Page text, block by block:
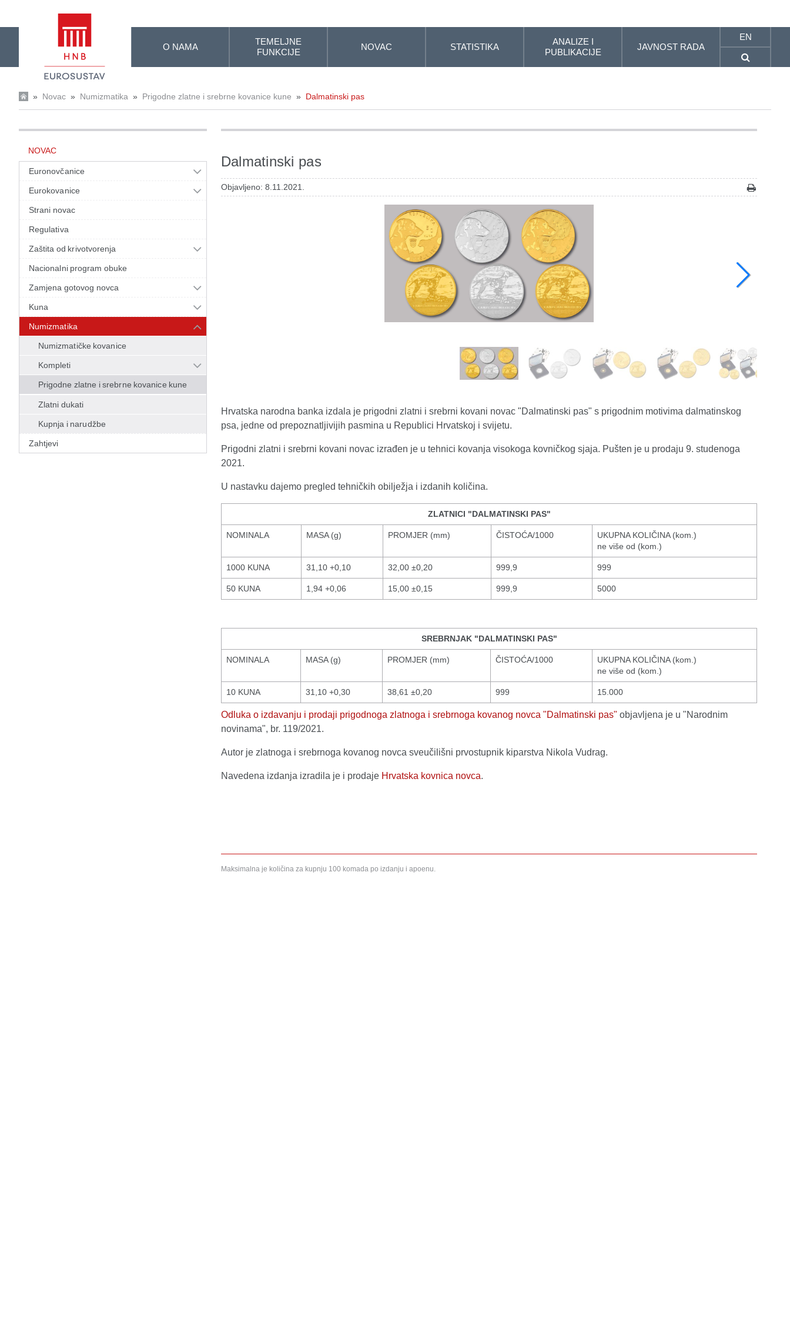
O NAMA
TEMELJNE
FUNKCIJE
NOVAC STATISTIKA
ANALIZE I
PUBLIKACIJE
JAVNOST RADA
EN
» Novac » Numizmatika » Prigodne zlatne i srebrne kovanice kune » Dalmatinski pas
NOVAC
Euronovčanice
Eurokovanice
Strani novac
Regulativa
Zaštita od krivotvorenja
Nacionalni program obuke
Zamjena gotovog novca
Kuna
Numizmatika
Numizmatičke kovanice
Kompleti
Prigodne zlatne i srebrne kovanice kune
Zlatni dukati
Kupnja i narudžbe
Zahtjevi
Dalmatinski pas
Objavljeno: 8.11.2021.
Hrvatska narodna banka izdala je prigodni zlatni i srebrni kovani novac "Dalmatinski pas" s prigodnim motivima dalmatinskog
psa, jedne od prepoznatljivijih pasmina u Republici Hrvatskoj i svijetu.
Prigodni zlatni i srebrni kovani novac izrađen je u tehnici kovanja visokoga kovničkog sjaja. Pušten je u prodaju 9. studenoga
2021.
U nastavku dajemo pregled tehničkih obilježja i izdanih količina.
ZLATNICI "DALMATINSKI PAS"
NOMINALA MASA (g) PROMJER (mm) ČISTOĆA/1000
UKUPNA KOLIČINA (kom.)
ne više od (kom.)
1000 KUNA 31,10 +0,10 32,00 ±0,20 999,9 999
50 KUNA 1,94 +0,06 15,00 ±0,15 999,9 5000
SREBRNJAK "DALMATINSKI PAS"
NOMINALA MASA (g) PROMJER (mm) ČISTOĆA/1000
UKUPNA KOLIČINA (kom.)
ne više od (kom.)
10 KUNA 31,10 +0,30 38,61 ±0,20 999 15.000
Odluka o izdavanju i prodaji prigodnoga zlatnoga i srebrnoga kovanog novca "Dalmatinski pas" objavljena je u "Narodnim
novinama", br. 119/2021.
Autor je zlatnoga i srebrnoga kovanog novca sveučilišni prvostupnik kiparstva Nikola Vudrag.
Navedena izdanja izradila je i prodaje Hrvatska kovnica novca.
Maksimalna je količina za kupnju 100 komada po izdanju i apoenu.